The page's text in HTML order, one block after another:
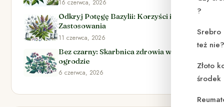
?
też
Złoto
środek
16 czerwca, 2026
Odkryj Potęgę Bazylii: Korzyści i
Zastosowania
11 czerwca, 2026
Bez czarny: Skarbnica zdrowia w Twoim
ogrodzie
6 czerwca, 2026